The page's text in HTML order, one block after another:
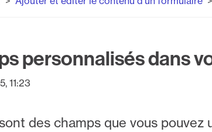
personnalisés dans
11:23
des champs que vous